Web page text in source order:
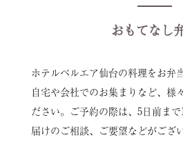
おもてなし
ホテルベルエア仙台の料理をお弁
自宅や会社でのお集まりなど、様
ださい。ご予約の際は、5日前ま
届けのご相談、ご要望などがござ